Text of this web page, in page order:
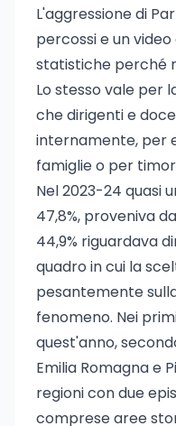
L'aggressione di
percossi e un
statistiche perché
Lo stesso vale per
che dirigenti e
internamente, per
famiglie o per
Nel 2023-24 quasi
47,8%, proveniva
44,9% riguardava
quadro in cui la
pesantemente
fenomeno. Nei
quest'anno,
Emilia Romagna e
regioni con due
comprese aree